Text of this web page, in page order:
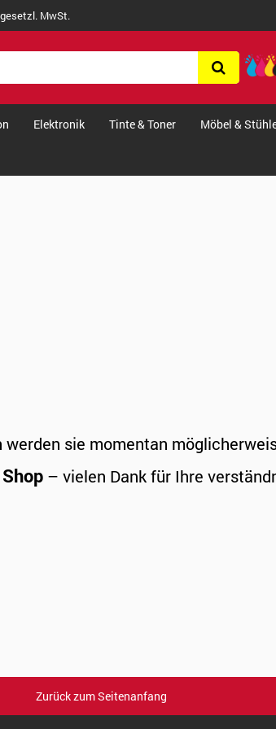
MwSt.
Elektronik Tinte & Toner Möbel &
sie momentan
– vielen Dank für Ihre
Zurück zum Seitenanfang